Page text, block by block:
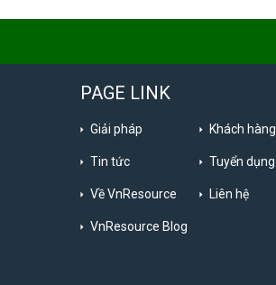
PAGE LINK
Giải pháp Khách hàng
Tin tức Tuyển dụng
Về VnResource Liên hệ
VnResource Blog